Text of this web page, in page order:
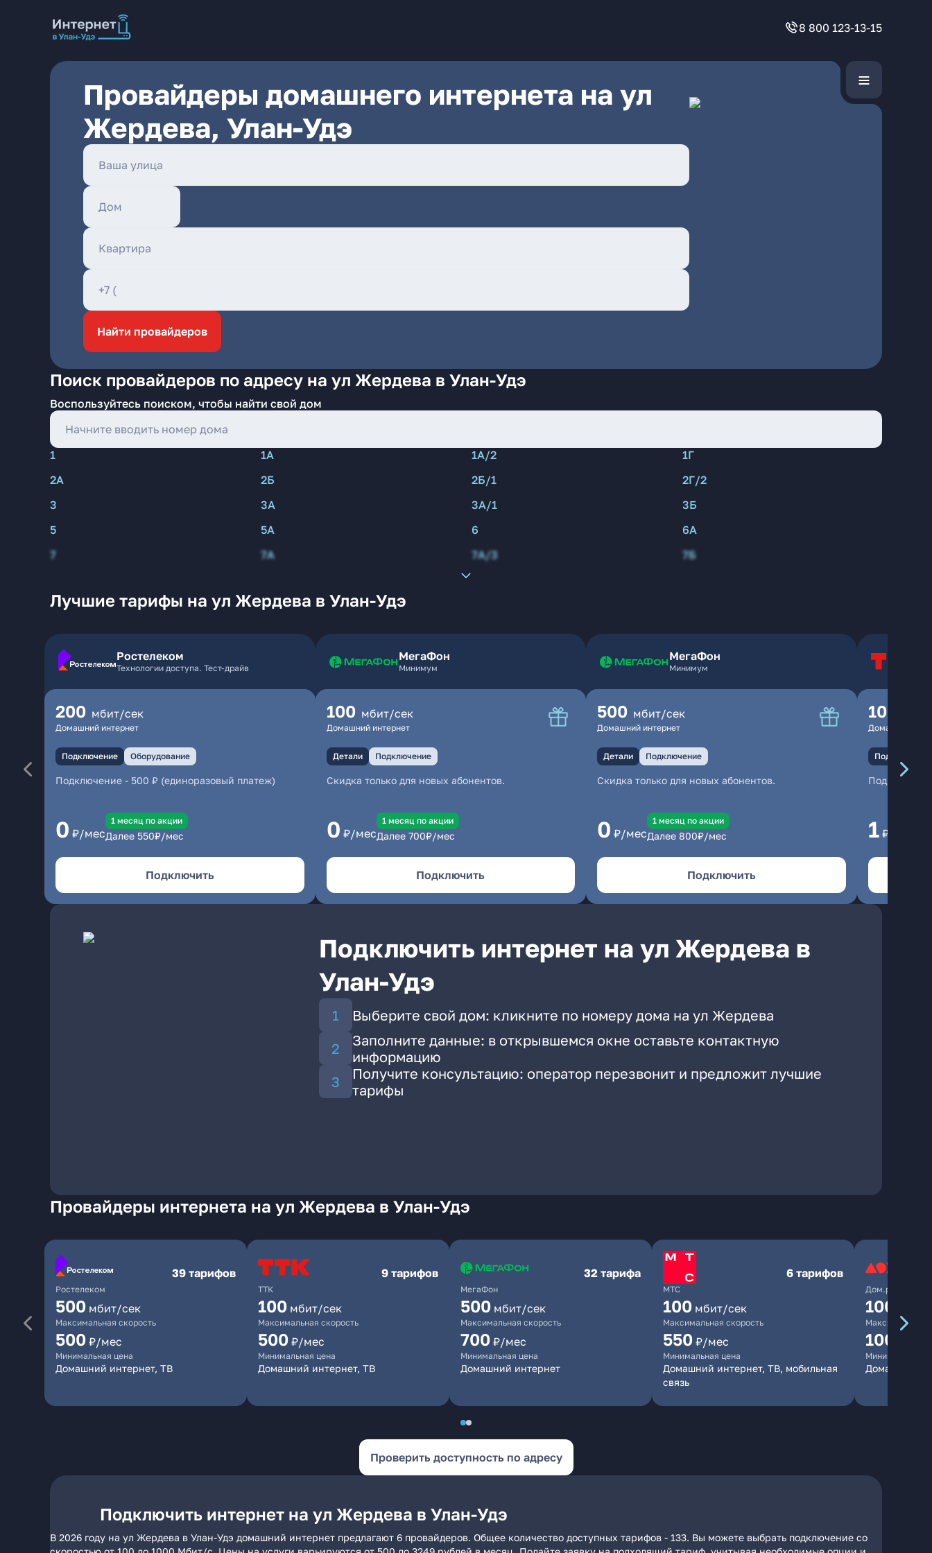
8 800 123-13-15
Провайдеры домашнего интернета на ул
Жердева, Улан-Удэ
Найти провайдеров
Поиск провайдеров по адресу на ул Жердева в Улан-Удэ
Воспользуйтесь поиском, чтобы найти свой дом
1 1А 1А/2
1Г
2А
2Б 2Б/1
2Г/2
3
3А 3А/1
3Б
5
5А 6
6А
7
7А 7А/3 7Б
Лучшие тарифы на ул Жердева в Улан-Удэ
Ростелеком
Технологии доступа. Тест-драйв
200 мбит/сек
Домашний интернет
Подключение Оборудование
Подключение - 500 ₽ (единоразовый платеж)
0 ₽/мес
1 месяц по акции
Далее 550₽/мес
Подключить
МегаФон
Минимум
100 мбит/сек
Домашний интернет
Детали Подключение
Скидка только для новых абонентов.
0 ₽/мес
1 месяц по акции
Далее 700₽/мес
Подключить
МегаФон
Минимум
500 мбит/сек
Домашний интернет
Детали Подключение
Скидка только для новых абонентов.
0 ₽/мес
1 месяц по акции
Далее 800₽/мес
Подключить
100
Домашний
Подключение
1 ₽/мес
Подключить интернет на ул Жердева в
Улан-Удэ
Выберите свой дом: кликните по номеру дома на ул Жердева
Заполните данные: в открывшемся окне оставьте контактную
информацию
Получите консультацию: оператор перезвонит и предложит лучшие
тарифы
Провайдеры интернета на ул Жердева в Улан-Удэ
Ростелеком
39 тарифов
500 мбит/сек
Максимальная скорость
500 ₽/мес
Минимальная цена
Домашний интернет, ТВ
ТТК
9 тарифов
100 мбит/сек
Максимальная скорость
500 ₽/мес
Минимальная цена
Домашний интернет, ТВ
МегаФон
32 тарифа
500 мбит/сек
Максимальная скорость
700 ₽/мес
Минимальная цена
Домашний интернет
МТС
6 тарифов
100 мбит/сек
Максимальная скорость
550 ₽/мес
Минимальная цена
Домашний интернет, ТВ, мобильная
связь
Дом.ру
1000
Максимальная
1000
Минимальная
Домашний
Проверить доступность по адресу
Подключить интернет на ул Жердева в Улан-Удэ
В 2026 году на ул Жердева в Улан-Удэ домашний интернет предлагают 6 провайдеров. Общее количество доступных тарифов - 133. Вы можете выбрать подключение со